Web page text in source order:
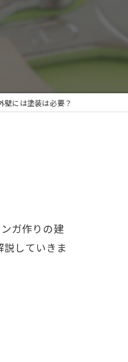
壁には塗装は必要？
ガ作りの建
していきま